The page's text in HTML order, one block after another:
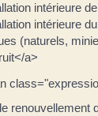
intérieure
intérieure
(naturels,
a>